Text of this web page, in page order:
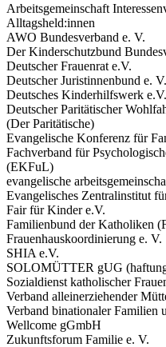
Arbeitsgemeinschaft
Alltagsheld:innen
AWO Bundesverband e. V.
Der Kinderschutzbund
Deutscher Frauenrat e.V.
Deutscher Juristinnenbund e.
Deutsches Kinderhilfswerk e.V.
Deutscher Paritätischer
(Der Paritätische)
Evangelische Konferenz für
Fachverband für
(EKFuL)
evangelische
Evangelisches Zentralinstitut
Fair für Kinder e.V.
Familienbund der Katholiken
Frauenhauskoordinierung e. V.
SHIA e.V.
SOLOMÜTTER gUG
Sozialdienst katholischer
Verband alleinerziehender
Verband binationaler Familien
Wellcome gGmbH
Zukunftsforum Familie e. V.